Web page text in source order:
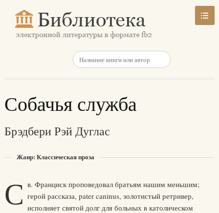
Собачья служба
Брэдбери Рэй Дуглас
Жанр: Классическая проза
С в. Франциск проповедовал братьям нашим меньшим;
герой рассказа, pater caninus, золотистый ретривер,
исполняет святой долг для больных в католическом